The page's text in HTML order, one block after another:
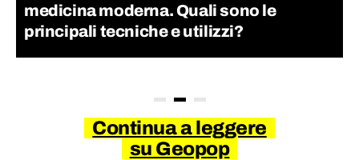
medicina moderna. Quali sono le
principali tecniche e utilizzi?
Continua a leggere
su Geopop